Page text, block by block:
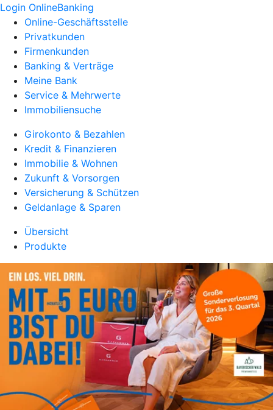
Login OnlineBanking
Online-Geschäftsstelle
Privatkunden
Firmenkunden
Banking & Verträge
Meine Bank
Service & Mehrwerte
Immobiliensuche
Girokonto & Bezahlen
Kredit & Finanzieren
Immobilie & Wohnen
Zukunft & Vorsorgen
Versicherung & Schützen
Geldanlage & Sparen
Übersicht
Produkte